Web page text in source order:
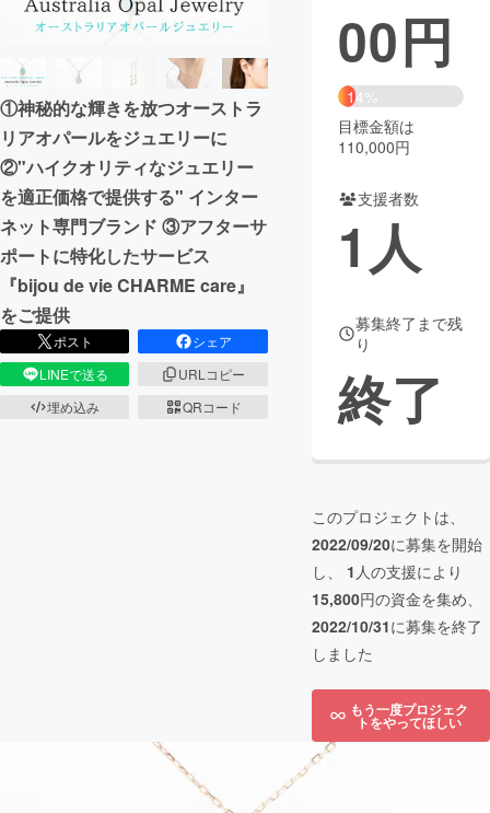
ビジネス・起業 チャレンジ
まちづくり・地域活性化
CAMPFIRE for Social Good
CAMPFIRE Creation
CAMPFIREふるさと納税machi-ya コミュニティ
①神秘的な輝きを放つオーストラ
リアオパールをジュエリーに
②"ハイクオリティなジュエリー
を適正価格で提供する" インター
ネット専門ブランド ③アフターサ
ポートに特化したサービス
『bijou de vie CHARME care』
をご提供
ポスト
シェア
LINEで送る
URLコピー
埋め込み
QRコード
00円
14%
目標金額は
110,000円
支援者数
1人
募集終了まで残
り
終了
このプロジェクトは、
2022/09/20に募集を開始
し、 1 人の支援により
15,800円の資金を集め、
2022/10/31に募集を終了
しました
もう一度プロジェク
トをやってほしい